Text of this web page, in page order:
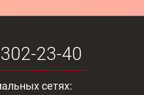
23-40
сетях: